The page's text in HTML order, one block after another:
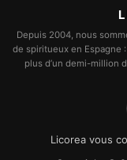
Depuis 2004, nous
de spiritueux en Espagne
plus d’un demi-million
Licorea vous